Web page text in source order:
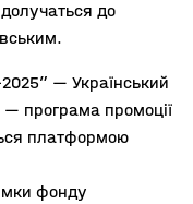
до
— Український
програма промоції
платформою
фонду